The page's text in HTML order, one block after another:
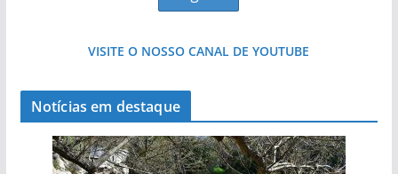
VISITE O NOSSO CANAL DE YOUTUBE
Notícias em destaque